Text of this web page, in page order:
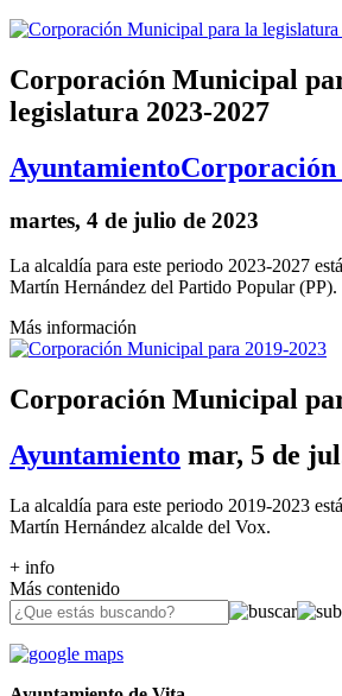
Corporación Municipal
legislatura 2023-2027
Ayuntamiento
martes, 4 de julio de 2023
La alcaldía para este periodo 2023-2027
Martín Hernández del Partido Popular (PP).
Más información
Corporación Municipal
Ayuntamiento mar, 5 de
La alcaldía para este periodo 2019-2023
Martín Hernández alcalde del Vox.
+ info
Más contenido